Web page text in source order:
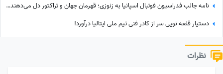
نامه جالب فدراسیون فوتبال اسپانیا به زنوزی؛ قهرمان جهان و تراکتور دل می‌دهند و قلوه می‌گیرند!
دستیار قلعه نویی سر از کادر فنی تیم ملی ایتالیا درآورد!
نظرات